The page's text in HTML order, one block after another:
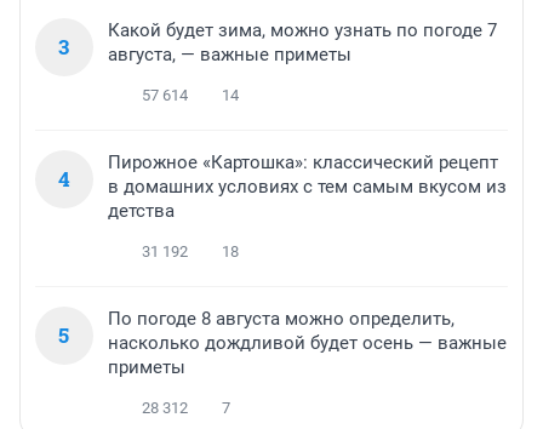
3
Какой будет зима, можно узнать по погоде 7
августа, — важные приметы
57 614 14
4
Пирожное «Картошка»: классический рецепт
в домашних условиях с тем самым вкусом из
детства
31 192 18
5
По погоде 8 августа можно определить,
насколько дождливой будет осень — важные
приметы
28 312 7